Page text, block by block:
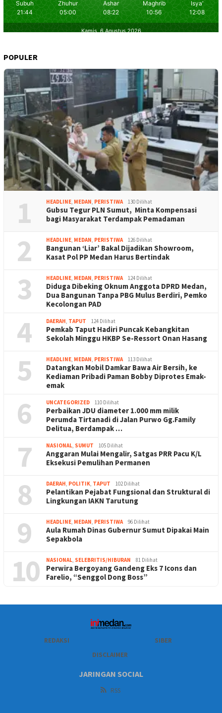
POPULER
1 HEADLINE, MEDAN, PERISTIWA 130 Dilihat
Gubsu Tegur PLN Sumut, Minta Kompensasi
bagi Masyarakat Terdampak Pemadaman
2 HEADLINE, MEDAN, PERISTIWA 126 Dilihat
Bangunan ‘Liar’ Bakal Dijadikan Showroom,
Kasat Pol PP Medan Harus Bertindak
3 HEADLINE, MEDAN, PERISTIWA 124 Dilihat
Diduga Dibeking Oknum Anggota DPRD Medan,
Dua Bangunan Tanpa PBG Mulus Berdiri, Pemko
Kecolongan PAD
4 DAERAH, TAPUT 124 Dilihat
Pemkab Taput Hadiri Puncak Kebangkitan
Sekolah Minggu HKBP Se-Ressort Onan Hasang
5 HEADLINE, MEDAN, PERISTIWA 113 Dilihat
Datangkan Mobil Damkar Bawa Air Bersih, ke
Kediaman Pribadi Paman Bobby Diprotes Emak-
emak
6 UNCATEGORIZED 110 Dilihat
Perbaikan JDU diameter 1.000 mm milik
Perumda Tirtanadi di Jalan Purwo Gg.Family
Delitua, Berdampak …
7 NASIONAL, SUMUT 105 Dilihat
Anggaran Mulai Mengalir, Satgas PRR Pacu K/L
Eksekusi Pemulihan Permanen
8 DAERAH, POLITIK, TAPUT 102 Dilihat
Pelantikan Pejabat Fungsional dan Struktural di
Lingkungan IAKN Tarutung
9 HEADLINE, MEDAN, PERISTIWA 96 Dilihat
Aula Rumah Dinas Gubernur Sumut Dipakai Main
Sepakbola
10 NASIONAL, SELEBRITIS/HIBURAN 81 Dilihat
Perwira Bergoyang Gandeng Eks 7 Icons dan
Farelio, “Senggol Dong Boss”
REDAKSI
SIBER
DISCLAIMER
JARINGAN SOCIAL
RSS